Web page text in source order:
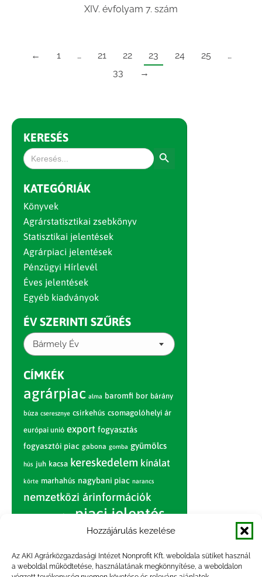
Hozzájárulás kezelése
Az AKI Agrárközgazdasági Intézet Nonprofit Kft. weboldala sütiket használ
a weboldal működtetése, használatának megkönnyítése, a weboldalon
XIV. évfolyam 7. szám
← 1 … 21 22 23 24 25
…
33
→
KERESÉS
Search
for:
KATEGÓRIÁK
Könyvek
Agrárstatisztikai zsebkönyv
Statisztikai jelentések
Agrárpiaci jelentések
Pénzügyi Hírlevél
Éves jelentések
Egyéb kiadványok
ÉV SZERINTI SZŰRÉS
Bármely Év
CÍMKÉK
agrárpiac alma baromfi bor bárány
búza cseresznye csirkehús csomagolóhelyi ár
európai unió export fogyasztás
fogyasztói piac gabona gomba gyümölcs
hús juh kacsa kereskedelem kínálat
körte marhahús nagybani piac narancs
nemzetközi árinformációk
piac piaci jelentés
sertés sertéshús
szarvasmarha termelés termelői
ár tojás világpiac vágóbárány